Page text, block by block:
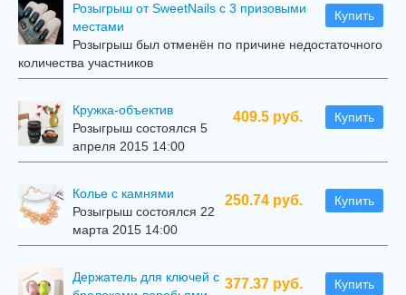
Купить
Розыгрыш от SweetNails с 3 призовыми
местами
Розыгрыш был отменён по причине недостаточного
количества участников
409.5 руб. Купить
Кружка-объектив
Розыгрыш состоялся 5
апреля 2015 14:00
250.74 руб. Купить
Колье с камнями
Розыгрыш состоялся 22
марта 2015 14:00
377.37 руб. Купить
Держатель для ключей с